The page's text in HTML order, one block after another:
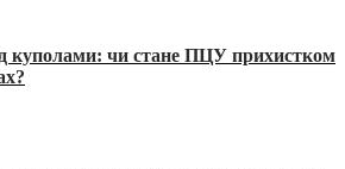
куполами: чи стане ПЦУ прихистком